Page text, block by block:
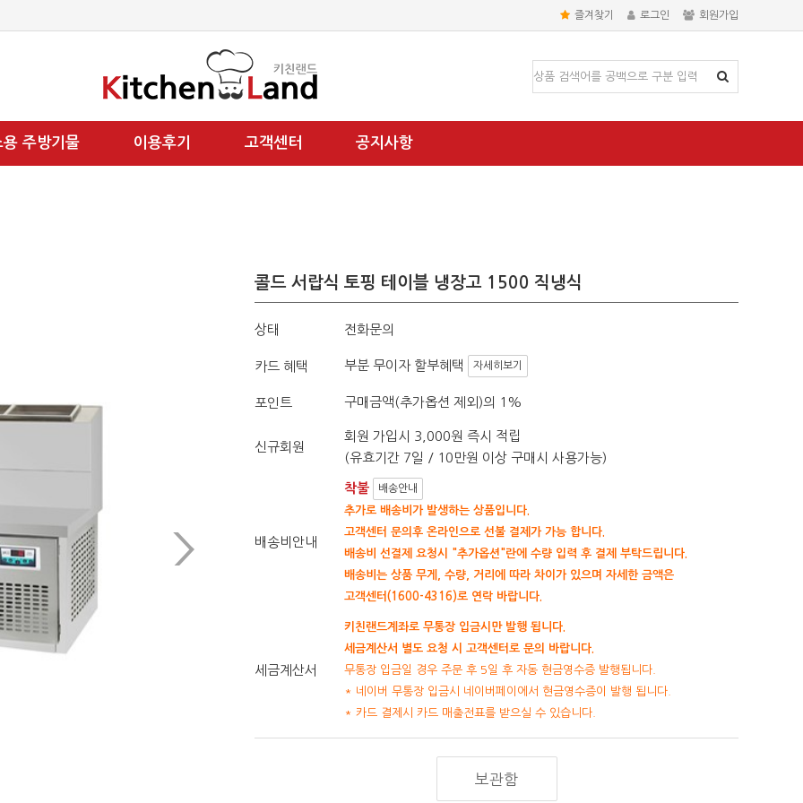
즐겨찾기 로그인 회원가입
용 주방기물 이용후기 고객센터 공지사항
콜드 서랍식 토핑 테이블 냉장고 1500 직냉식
상태 전화문의
카드 혜택 부분 무이자 할부혜택 자세히보기
포인트 구매금액(추가옵션 제외)의 1%
신규회원
회원 가입시 3,000원 즉시 적립
(유효기간 7일 / 10만원 이상 구매시 사용가능)
배송비안내
착불 배송안내
추가로 배송비가 발생하는 상품입니다.
고객센터 문의후 온라인으로 선불 결제가 가능 합니다.
배송비 선결제 요청시 "추가옵션"란에 수량 입력 후 결제 부탁드립니다.
배송비는 상품 무게, 수량, 거리에 따라 차이가 있으며 자세한 금액은
고객센터(1600-4316)로 연락 바랍니다.
세금계산서
키친랜드계좌로 무통장 입금시만 발행 됩니다.
세금계산서 별도 요청 시 고객센터로 문의 바랍니다.
무통장 입금일 경우 주문 후 5일 후 자동 현금영수증 발행됩니다.
* 네이버 무통장 입금시 네이버페이에서 현금영수증이 발행 됩니다.
* 카드 결제시 카드 매출전표를 받으실 수 있습니다.
보관함